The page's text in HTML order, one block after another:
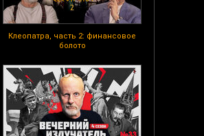
Клеопатра, часть 2: финансовое
болото